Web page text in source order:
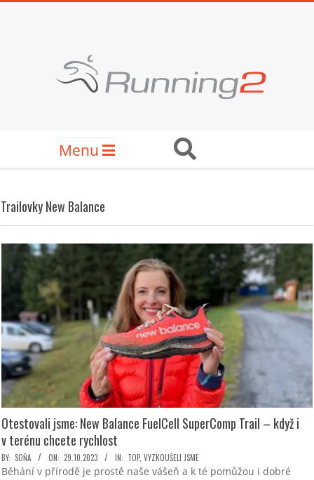
Secondary
Navigation
Menu Search
Trailovky New Balance
Otestovali jsme: New Balance FuelCell SuperComp Trail – když i
v terénu chcete rychlost
2023-
10-
BY: SOŇA ON: 29.10.2023 IN: TOP, VYZKOUŠELI JSME
Běhání v přírodě je prostě naše vášeň a k té pomůžou i dobré